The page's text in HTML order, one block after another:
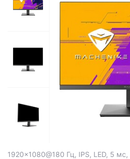
1920x1080@180 Гц, IPS, LED, 5